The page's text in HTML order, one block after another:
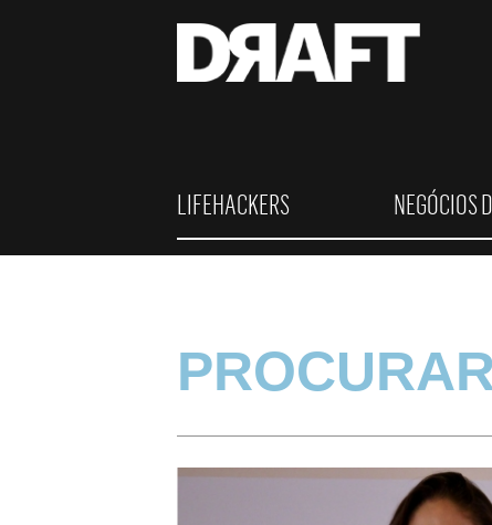
LIFEHACKERS NEGÓCIOS